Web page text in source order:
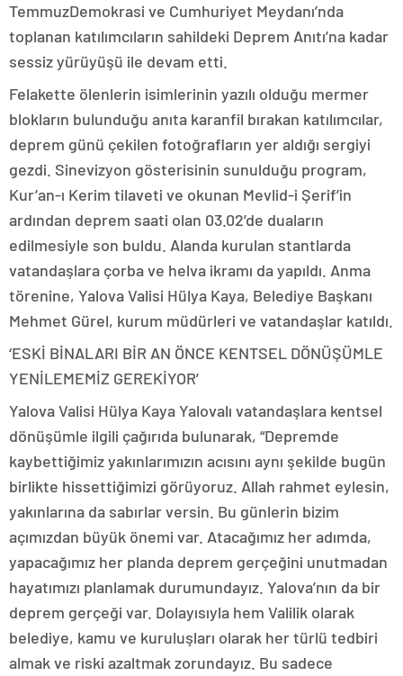
TemmuzDemokrasi ve Cumhuriyet Meydanı’nda
toplanan katılımcıların sahildeki Deprem Anıtı’na kadar
sessiz yürüyüşü ile devam etti.
Felakette ölenlerin isimlerinin yazılı olduğu mermer
blokların bulunduğu anıta karanfil bırakan katılımcılar,
deprem günü çekilen fotoğrafların yer aldığı sergiyi
gezdi. Sinevizyon gösterisinin sunulduğu program,
Kur’an-ı Kerim tilaveti ve okunan Mevlid-i Şerif’in
ardından deprem saati olan 03.02’de duaların
edilmesiyle son buldu. Alanda kurulan stantlarda
vatandaşlara çorba ve helva ikramı da yapıldı. Anma
törenine, Yalova Valisi Hülya Kaya, Belediye Başkanı
Mehmet Gürel, kurum müdürleri ve vatandaşlar katıldı.
‘ESKİ BİNALARI BİR AN ÖNCE KENTSEL DÖNÜŞÜMLE
YENİLEMEMİZ GEREKİYOR’
Yalova Valisi Hülya Kaya Yalovalı vatandaşlara kentsel
dönüşümle ilgili çağırıda bulunarak, “Depremde
kaybettiğimiz yakınlarımızın acısını aynı şekilde bugün
birlikte hissettiğimizi görüyoruz. Allah rahmet eylesin,
yakınlarına da sabırlar versin. Bu günlerin bizim
açımızdan büyük önemi var. Atacağımız her adımda,
yapacağımız her planda deprem gerçeğini unutmadan
hayatımızı planlamak durumundayız. Yalova’nın da bir
deprem gerçeği var. Dolayısıyla hem Valilik olarak
belediye, kamu ve kuruluşları olarak her türlü tedbiri
almak ve riski azaltmak zorundayız. Bu sadece